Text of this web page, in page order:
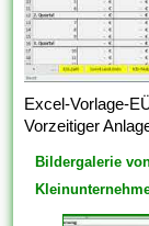
Excel-
Vorzeitiger
Bildergalerie